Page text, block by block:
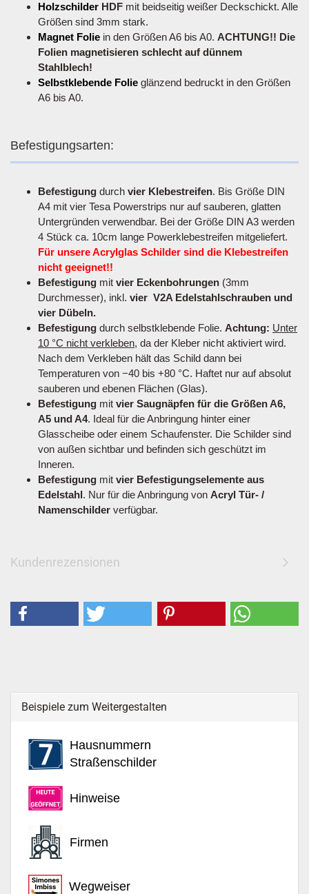
Holzschilder HDF mit beidseitig weißer Deckschickt. Alle
Größen sind 3mm stark.
Magnet Folie in den Größen A6 bis A0. ACHTUNG!! Die
Folien magnetisieren schlecht auf dünnem
Stahlblech!
Selbstklebende Folie glänzend bedruckt in den Größen
A6 bis A0.
Befestigungsarten:
Befestigung durch vier Klebestreifen. Bis Größe DIN
A4 mit vier Tesa Powerstrips nur auf sauberen, glatten
Untergründen verwendbar. Bei der Größe DIN A3 werden
4 Stück ca. 10cm lange Powerklebestreifen mitgeliefert.
Für unsere Acrylglas Schilder sind die Klebestreifen
nicht geeignet!!
Befestigung mit vier Eckenbohrungen (3mm
Durchmesser), inkl. vier V2A Edelstahlschrauben und
vier Dübeln.
Befestigung durch selbstklebende Folie. Achtung: Unter
10 °C nicht verkleben, da der Kleber nicht aktiviert wird.
Nach dem Verkleben hält das Schild dann bei
Temperaturen von −40 bis +80 °C. Haftet nur auf absolut
sauberen und ebenen Flächen (Glas).
Befestigung mit vier Saugnäpfen für die Größen A6,
A5 und A4. Ideal für die Anbringung hinter einer
Glasscheibe oder einem Schaufenster. Die Schilder sind
von außen sichtbar und befinden sich geschützt im
Inneren.
Befestigung mit vier Befestigungselemente aus
Edelstahl. Nur für die Anbringung von Acryl Tür- /
Namenschilder verfügbar.
Kundenrezensionen
Beispiele zum Weitergestalten
Hausnummern
Straßenschilder
Hinweise
Firmen
Wegweiser